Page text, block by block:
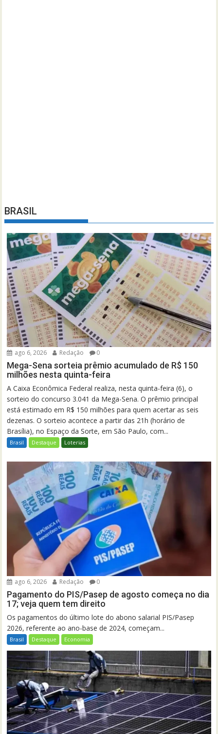
BRASIL
ago 6, 2026 Redação 0
Mega-Sena sorteia prêmio acumulado de R$ 150
milhões nesta quinta-feira
A Caixa Econômica Federal realiza, nesta quinta-feira (6), o
sorteio do concurso 3.041 da Mega-Sena. O prêmio principal
está estimado em R$ 150 milhões para quem acertar as seis
dezenas. O sorteio acontece a partir das 21h (horário de
Brasília), no Espaço da Sorte, em São Paulo, com...
Brasil Destaque Loterias
ago 6, 2026 Redação 0
Pagamento do PIS/Pasep de agosto começa no dia
17; veja quem tem direito
Os pagamentos do último lote do abono salarial PIS/Pasep
2026, referente ao ano-base de 2024, começam...
Brasil Destaque Economia